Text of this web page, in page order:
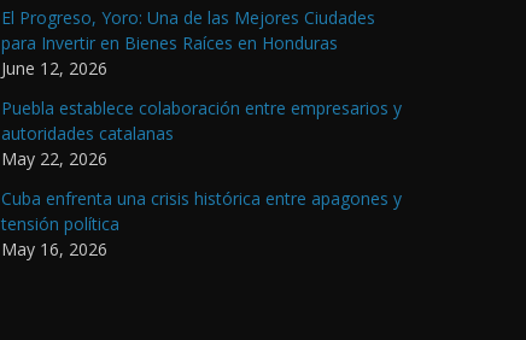
El Progreso, Yoro: Una de las Mejores Ciudades
para Invertir en Bienes Raíces en Honduras
June 12, 2026
Puebla establece colaboración entre empresarios y
autoridades catalanas
May 22, 2026
Cuba enfrenta una crisis histórica entre apagones y
tensión política
May 16, 2026